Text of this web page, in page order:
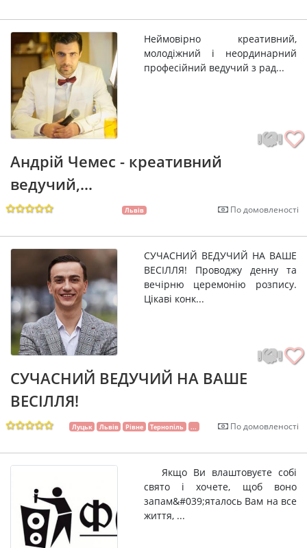
Неймовірно креативний,
молодіжний і неординарний
професійний ведучий з рад...
Андрій Чемес - креативний
ведучий,...
Львів По домовленості
СУЧАСНИЙ ВЕДУЧИЙ НА ВАШЕ
ВЕСІЛЛЯ! Проводжу денну та
вечірню церемонію розпису.
Цікаві конк...
СУЧАСНИЙ ВЕДУЧИЙ НА ВАШЕ
ВЕСІЛЛЯ!
Луцьк Львів Рівне Тернопіль ... По домовленості
Якщо Ви влаштовуєте собі
свято і хочете, щоб воно
запам&#039;яталось Вам на все
життя, ...